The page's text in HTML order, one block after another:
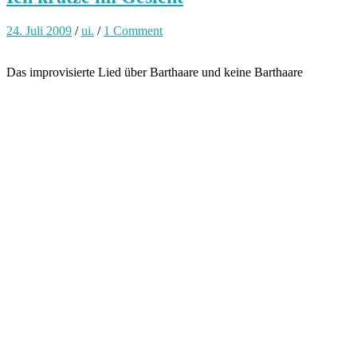
24. Juli 2009 /ui. / 1 Comment
Das improvisierte Lied über Barthaare und keine Barthaare